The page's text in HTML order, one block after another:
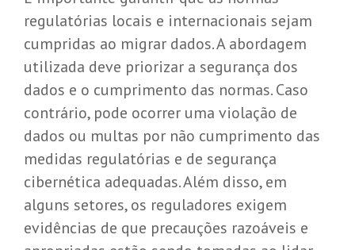
regulatórias locais e internacionais sejam
cumpridas ao migrar dados. A abordagem
utilizada deve priorizar a segurança dos
dados e o cumprimento das normas. Caso
contrário, pode ocorrer uma violação de
dados ou multas por não cumprimento das
medidas regulatórias e de segurança
cibernética adequadas. Além disso, em
alguns setores, os reguladores exigem
evidências de que precauções razoáveis e